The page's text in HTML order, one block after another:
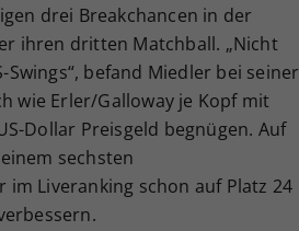
drei Breakchancen in der
ihren dritten Matchball. „Nicht
befand Miedler bei seiner
wie Erler/Galloway je Kopf mit
Dollar Preisgeld begnügen. Auf
sechsten
Liveranking schon auf Platz 24